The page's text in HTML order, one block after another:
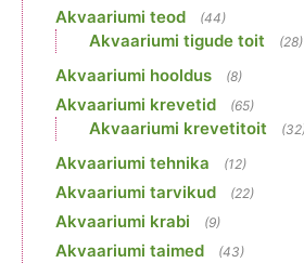
Akvaariumi teod (44)
Akvaariumi tigude toit (28)
Akvaariumi hooldus (8)
Akvaariumi krevetid (65)
Akvaariumi krevetitoit
Akvaariumi tehnika (12)
Akvaariumi tarvikud (22)
Akvaariumi krabi (9)
Akvaariumi taimed (43)